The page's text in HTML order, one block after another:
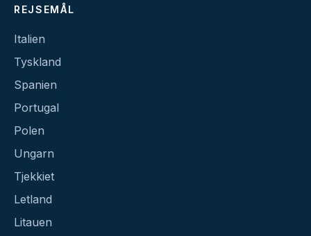
REJSEMÅL
Italien
Tyskland
Spanien
Portugal
Polen
Ungarn
Tjekkiet
Letland
Litauen